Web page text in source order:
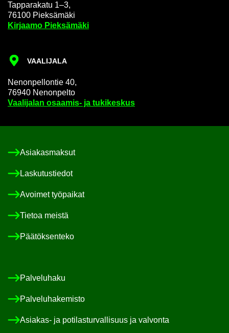
Tap­pa­ra­ka­tu 1–3,
76100 Piek­sä­mä­ki
Kir­jaa­mo Piek­sä­mä­ki
VAA­LI­JA­LA
Ne­non­pel­lon­tie 40,
76940 Ne­non­pel­to
Vaa­li­ja­lan osaamis-​ ja tu­ki­kes­kus
Asia­kas­mak­sut
Las­ku­tus­tie­dot
Avoi­met työ­pai­kat
Tie­toa meis­tä
Pää­tök­sen­te­ko
Pal­ve­lu­ha­ku
Pal­ve­lu­ha­ke­mis­to
Asiakas-​ ja po­ti­las­tur­val­li­suus ja val­von­ta